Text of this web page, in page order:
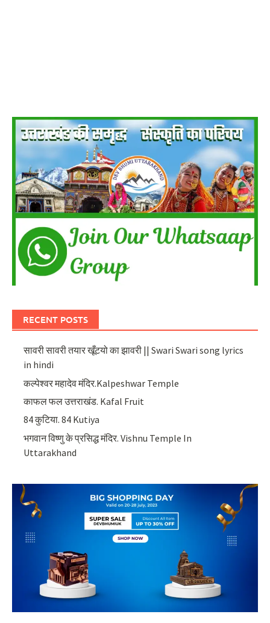
RECENT POSTS
सावरी सावरी तयार खूँटयो का झावरी || Swari Swari song lyrics
in hindi
कल्पेश्वर महादेव मंदिर.Kalpeshwar Temple
काफल फल उत्तराखंड. Kafal Fruit
84 कुटिया. 84 Kutiya
भगवान विष्णु के प्रसिद्ध मंदिर. Vishnu Temple In
Uttarakhand